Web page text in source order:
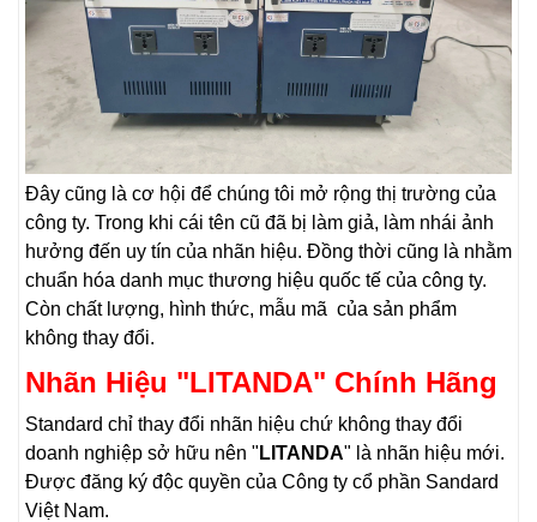
Đây cũng là cơ hội để chúng tôi mở rộng thị trường của
công ty. Trong khi cái tên cũ đã bị làm giả, làm nhái ảnh
hưởng đến uy tín của nhãn hiệu. Đồng thời cũng là nhằm
chuẩn hóa danh mục thương hiệu quốc tế của công ty.
Còn chất lượng, hình thức, mẫu mã của sản phẩm
không thay đổi.
Nhãn Hiệu "LITANDA" Chính Hãng
Standard chỉ thay đổi nhãn hiệu chứ không thay đổi
doanh nghiệp sở hữu nên " LITANDA" là nhãn hiệu mới.
Được đăng ký độc quyền của Công ty cổ phần Sandard
Việt Nam.